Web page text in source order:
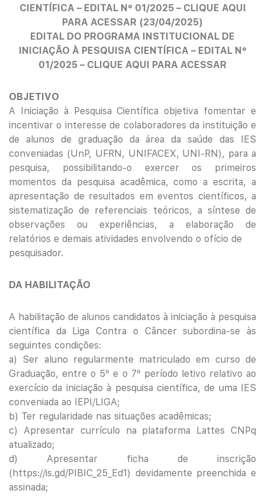
CIENTÍFICA – EDITAL N° 01/2025 – CLIQUE AQUI
PARA ACESSAR (23/04/2025)
EDITAL DO PROGRAMA INSTITUCIONAL DE
INICIAÇÃO À PESQUISA CIENTÍFICA – EDITAL N°
01/2025 – CLIQUE AQUI PARA ACESSAR
OBJETIVO
A Iniciação à Pesquisa Científica objetiva fomentar e
incentivar o interesse de colaboradores da instituição e
de alunos de graduação da área da saúde das IES
conveniadas (UnP, UFRN, UNIFACEX, UNI-RN), para a
pesquisa, possibilitando-o exercer os primeiros
momentos da pesquisa acadêmica, como a escrita, a
apresentação de resultados em eventos científicos, a
sistematização de referenciais teóricos, a síntese de
observações ou experiências, a elaboração de
relatórios e demais atividades envolvendo o ofício de
pesquisador.
DA HABILITAÇÃO
A habilitação de alunos candidatos à iniciação à pesquisa
científica da Liga Contra o Câncer subordina-se às
seguintes condições:
a) Ser aluno regularmente matriculado em curso de
Graduação, entre o 5º e o 7º período letivo relativo ao
exercício da iniciação à pesquisa científica, de uma IES
conveniada ao IEPI/LIGA;
b) Ter regularidade nas situações acadêmicas;
c) Apresentar currículo na plataforma Lattes CNPq
atualizado;
d) Apresentar ficha de inscrição
(https://is.gd/PIBIC_25_Ed1) devidamente preenchida e
assinada;